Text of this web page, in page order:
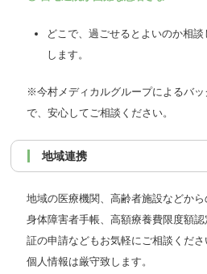
どこで、過ごせるとよいのか相
します。
※今村メディカルグループによるバ
で、安心してご相談ください。
地域連携
地域の医療機関、高齢者施設などか
身体障害者手帳、高額療養費限度額
証の申請などもお気軽にご相談くださ
個人情報は厳守致します。